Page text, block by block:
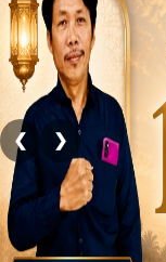
❮ ❯